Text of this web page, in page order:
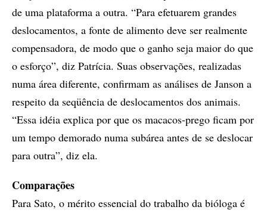
de uma plataforma a outra. “Para efetuarem grandes
deslocamentos, a fonte de alimento deve ser realmente
compensadora, de modo que o ganho seja maior do que
o esforço”, diz Patrícia. Suas observações, realizadas
numa área diferente, confirmam as análises de Janson a
respeito da seqüência de deslocamentos dos animais.
“Essa idéia explica por que os macacos-prego ficam por
um tempo demorado numa subárea antes de se deslocar
para outra”, diz ela.
Comparações
Para Sato, o mérito essencial do trabalho da bióloga é